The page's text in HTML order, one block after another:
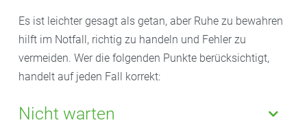
Es ist leichter gesagt als getan, aber Ruhe zu bewahren
hilft im Notfall, richtig zu handeln und Fehler zu
vermeiden. Wer die folgenden Punkte berücksichtigt,
handelt auf jeden Fall korrekt:
Nicht warten